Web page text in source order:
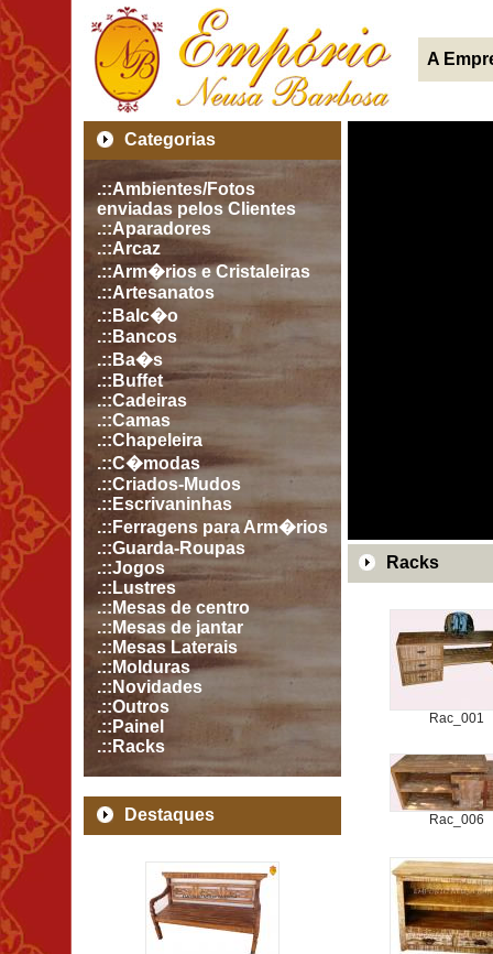
A
Categorias
.::Ambientes/Fotos
enviadas pelos Clientes
.::Aparadores
.::Arcaz
.::Arm�rios e Cristaleiras
.::Artesanatos
.::Balc�o
.::Bancos
.::Ba�s
.::Buffet
.::Cadeiras
.::Camas
.::Chapeleira
.::C�modas
.::Criados-Mudos
.::Escrivaninhas
.::Ferragens para Arm�rios
.::Guarda-Roupas
.::Jogos
.::Lustres
.::Mesas de centro
.::Mesas de jantar
.::Mesas Laterais
.::Molduras
.::Novidades
.::Outros
.::Painel
.::Racks
Destaques
Racks
Rac_001
Rac_006